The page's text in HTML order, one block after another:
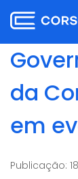
para
o
conteúdo
para
menu
para
o
conteúdo
da
em
Publicação: